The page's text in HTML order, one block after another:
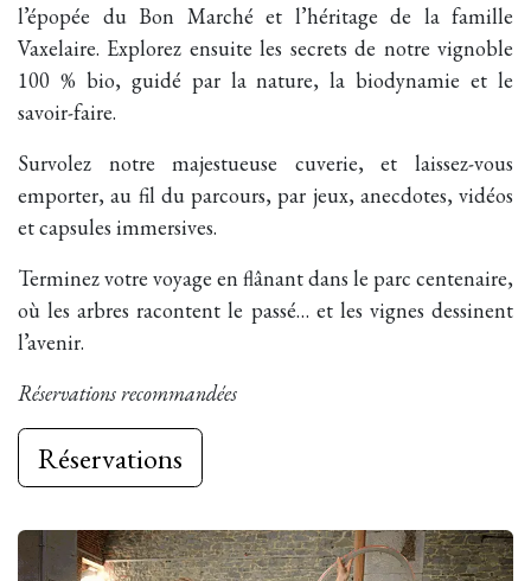
l’épopée du Bon Marché et l’héritage de la famille
Vaxelaire. Explorez ensuite les secrets de notre vignoble
100 % bio, guidé par la nature, la biodynamie et le
savoir-faire.
Survolez notre majestueuse cuverie, et laissez-vous
emporter, au fil du parcours, par jeux, anecdotes, vidéos
et capsules immersives.
Terminez votre voyage en flânant dans le parc centenaire,
où les arbres racontent le passé… et les vignes dessinent
l’avenir.
Réservations recommandées
Réservations​​​​